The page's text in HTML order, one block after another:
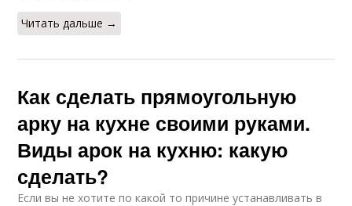
Читать дальше →
Как сделать прямоугольную
арку на кухне своими руками.
Виды арок на кухню: какую
сделать?
Если вы не хотите по какой то причине устанавливать в